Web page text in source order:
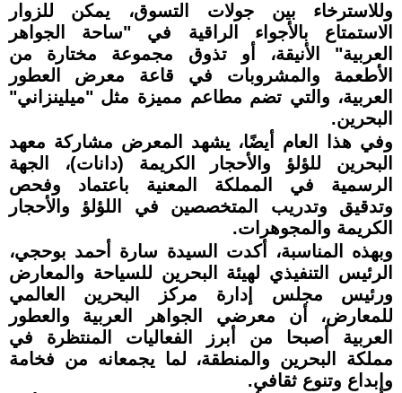
وللاسترخاء بين جولات التسوق، يمكن للزوار
الاستمتاع بالأجواء الراقية في "ساحة الجواهر
العربية" الأنيقة، أو تذوق مجموعة مختارة من
الأطعمة والمشروبات في قاعة معرض العطور
العربية، والتي تضم مطاعم مميزة مثل "ميلينزاني"
البحرين.
وفي هذا العام أيضًا، يشهد المعرض مشاركة معهد
البحرين للؤلؤ والأحجار الكريمة (دانات)، الجهة
الرسمية في المملكة المعنية باعتماد وفحص
وتدقيق وتدريب المتخصصين في اللؤلؤ والأحجار
الكريمة والمجوهرات.
وبهذه المناسبة، أكدت السيدة سارة أحمد بوحجي،
الرئيس التنفيذي لهيئة البحرين للسياحة والمعارض
ورئيس مجلس إدارة مركز البحرين العالمي
للمعارض، أن معرضي الجواهر العربية والعطور
العربية أصبحا من أبرز الفعاليات المنتظرة في
مملكة البحرين والمنطقة، لما يجمعانه من فخامة
وإبداع وتنوع ثقافي.